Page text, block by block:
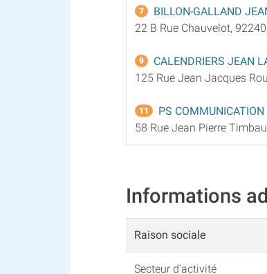
7
BILLON-GALLAND
22 B Rue Chauvelot,
9
CALENDRIERS JEAN
125 Rue Jean Jacques
11
PS COMMUNICATION
58 Rue Jean Pierre
Informations
Raison sociale
Secteur d'activité